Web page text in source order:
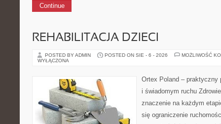
Continue
REHABILITACJA DZIECI
POSTED BY ADMIN POSTED ON SIE - 6 - 2026
MOŻLIWOŚĆ
WYŁĄCZONA
Ortex Poland – praktyczny
i świadomym ruchu
znaczenie na każdym
się ograniczenie